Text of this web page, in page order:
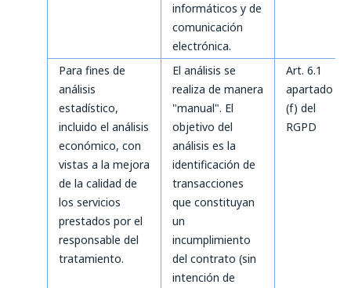
informáticos y de
comunicación
electrónica.
Para fines de
análisis
estadístico,
incluido el análisis
económico, con
vistas a la mejora
de la calidad de
los servicios
prestados por el
responsable del
tratamiento.
El análisis se
realiza de manera
"manual". El
objetivo del
análisis es la
identificación de
transacciones
que constituyan
un
incumplimiento
del contrato (sin
intención de
Art. 6.1
apartado
(f) del
RGPD